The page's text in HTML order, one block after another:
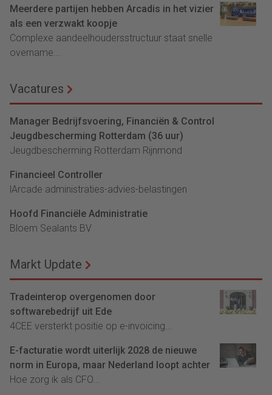
Meerdere partijen hebben Arcadis in het vizier
als een verzwakt koopje
Complexe aandeelhoudersstructuur staat snelle
overname...
Vacatures
Manager Bedrijfsvoering, Financiën & Control
Jeugdbescherming Rotterdam (36 uur)
Jeugdbescherming Rotterdam Rijnmond
Financieel Controller
lArcade administraties-advies-belastingen
Hoofd Financiële Administratie
Bloem Sealants BV
Markt Update
Tradeinterop overgenomen door
softwarebedrijf uit Ede
4CEE versterkt positie op e-invoicing...
E-facturatie wordt uiterlijk 2028 de nieuwe
norm in Europa, maar Nederland loopt achter
Hoe zorg ik als CFO...